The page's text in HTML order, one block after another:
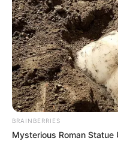
BRAINBERRIES
Mysterious Roman Statue